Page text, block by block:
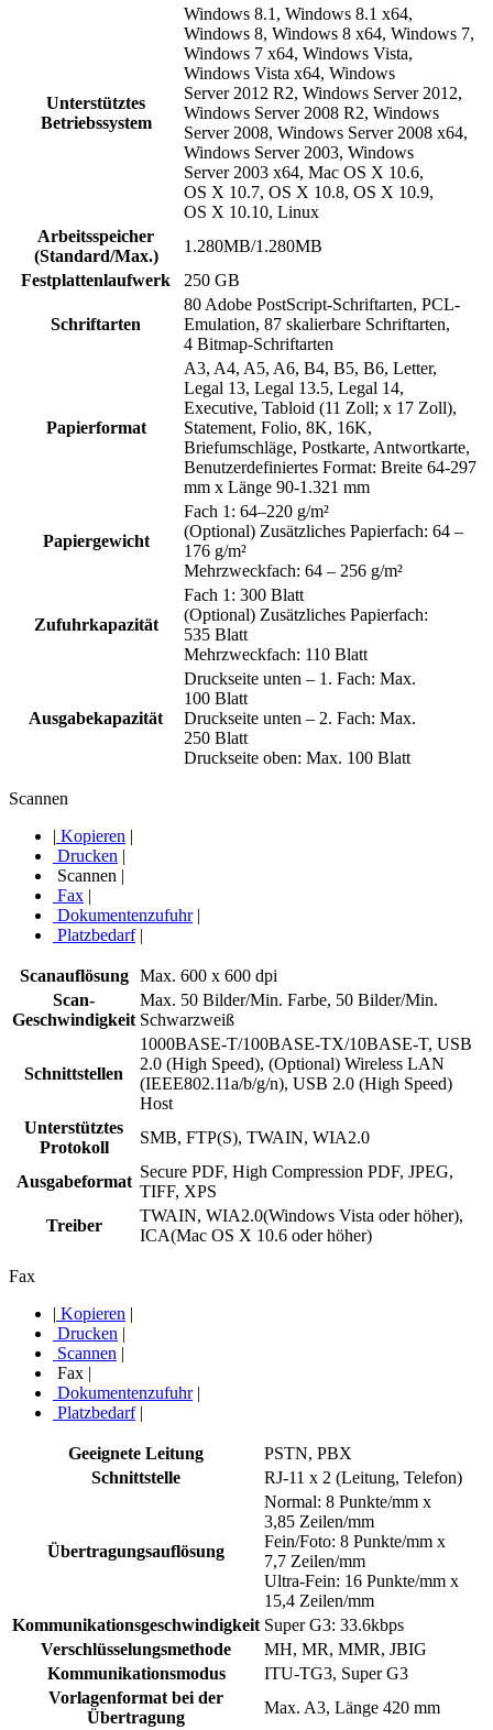
Unterstütztes
Betriebssystem
Windows 8.1, Windows 8.1 x64,
Windows 8, Windows 8 x64, Windows 7,
Windows 7 x64, Windows Vista,
Windows Vista x64, Windows
Server 2012 R2, Windows Server 2012,
Windows Server 2008 R2, Windows
Server 2008, Windows Server 2008 x64,
Windows Server 2003, Windows
Server 2003 x64, Mac OS X 10.6,
OS X 10.7, OS X 10.8, OS X 10.9,
OS X 10.10, Linux
Arbeitsspeicher
(Standard/Max.)
1.280MB/1.280MB
Festplattenlaufwerk
250 GB
Schriftarten
80 Adobe PostScript-Schriftarten, PCL-
Emulation, 87 skalierbare Schriftarten,
4 Bitmap-Schriftarten
Papierformat
A3, A4, A5, A6, B4, B5, B6, Letter,
Legal 13, Legal 13.5, Legal 14,
Executive, Tabloid (11 Zoll; x 17 Zoll),
Statement, Folio, 8K, 16K,
Briefumschläge, Postkarte, Antwortkarte,
Benutzerdefiniertes Format: Breite 64-297
mm x Länge 90-1.321 mm
Papiergewicht
Fach 1: 64–220 g/m²
(Optional) Zusätzliches Papierfach: 64 –
176 g/m²
Mehrzweckfach: 64 – 256 g/m²
Zufuhrkapazität
Fach 1: 300 Blatt
(Optional) Zusätzliches Papierfach:
535 Blatt
Mehrzweckfach: 110 Blatt
Ausgabekapazität
Druckseite unten – 1. Fach: Max.
100 Blatt
Druckseite unten – 2. Fach: Max.
250 Blatt
Druckseite oben: Max. 100 Blatt
Scannen
| Kopieren |
Drucken |
Scannen |
Fax |
Dokumentenzufuhr|
Platzbedarf|
Scanauflösung
Max. 600 x 600 dpi
Scan-
Geschwindigkeit
Max. 50 Bilder/Min. Farbe, 50 Bilder/Min.
Schwarzweiß
Schnittstellen
1000BASE-T/100BASE-TX/10BASE-T, USB
2.0 (High Speed), (Optional) Wireless LAN
(IEEE802.11a/b/g/n), USB 2.0 (High Speed)
Host
Unterstütztes
Protokoll
SMB, FTP(S), TWAIN, WIA2.0
Ausgabeformat
Secure PDF, High Compression PDF, JPEG,
TIFF, XPS
Treiber
TWAIN, WIA2.0(Windows Vista oder höher),
ICA(Mac OS X 10.6 oder höher)
Fax
| Kopieren |
Drucken |
Scannen |
Fax |
Dokumentenzufuhr|
Platzbedarf|
Geeignete Leitung
PSTN, PBX
Schnittstelle
RJ-11 x 2 (Leitung, Telefon)
Übertragungsauflösung
Normal: 8 Punkte/mm x
3,85 Zeilen/mm
Fein/Foto: 8 Punkte/mm x
7,7 Zeilen/mm
Ultra-Fein: 16 Punkte/mm x
15,4 Zeilen/mm
Kommunikationsgeschwindigkeit Super G3: 33.6kbps
Verschlüsselungsmethode
MH, MR, MMR, JBIG
Kommunikationsmodus
ITU-TG3, Super G3
Vorlagenformat bei der
Übertragung
Max. A3, Länge 420 mm